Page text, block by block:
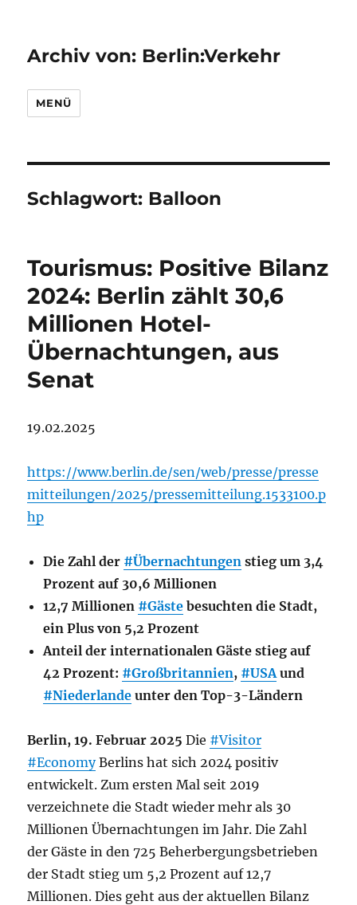
Archiv von: Berlin:Verkehr
MENÜ
Schlagwort: Balloon
Tourismus: Positive Bilanz
2024: Berlin zählt 30,6
Millionen Hotel-
Übernachtungen, aus
Senat
19.02.2025
https://www.berlin.de/sen/web/presse/presse
mitteilungen/2025/pressemitteilung.1533100.p
hp
Die Zahl der #Übernachtungen stieg um 3,4
Prozent auf 30,6 Millionen
12,7 Millionen #Gäste besuchten die Stadt,
ein Plus von 5,2 Prozent
Anteil der internationalen Gäste stieg auf
42 Prozent: #Großbritannien, #USAund
#Niederlande unter den Top-3-Ländern
Berlin, 19. Februar 2025 Die #Visitor
#EconomyBerlins hat sich 2024 positiv
entwickelt. Zum ersten Mal seit 2019
verzeichnete die Stadt wieder mehr als 30
Millionen Übernachtungen im Jahr. Die Zahl
der Gäste in den 725 Beherbergungsbetrieben
der Stadt stieg um 5,2 Prozent auf 12,7
Millionen. Dies geht aus der aktuellen Bilanz